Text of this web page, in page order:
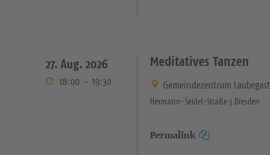
27. Aug. 2026
18:00 - 19:30
Meditatives Tanzen
Gemeindezentrum Laubegast
Hermann-Seidel-Straße 3 Dresden
Permalink